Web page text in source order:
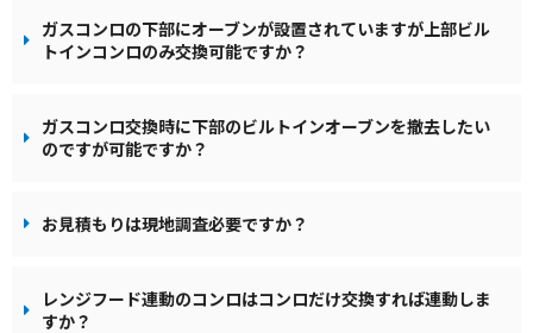
ガスコンロの下部にオーブンが設置されていますが上部ビル
トインコンロのみ交換可能ですか？
ガスコンロ交換時に下部のビルトインオーブンを撤去したい
のですが可能ですか？
お見積もりは現地調査必要ですか？
レンジフード連動のコンロはコンロだけ交換すれば連動しま
すか？